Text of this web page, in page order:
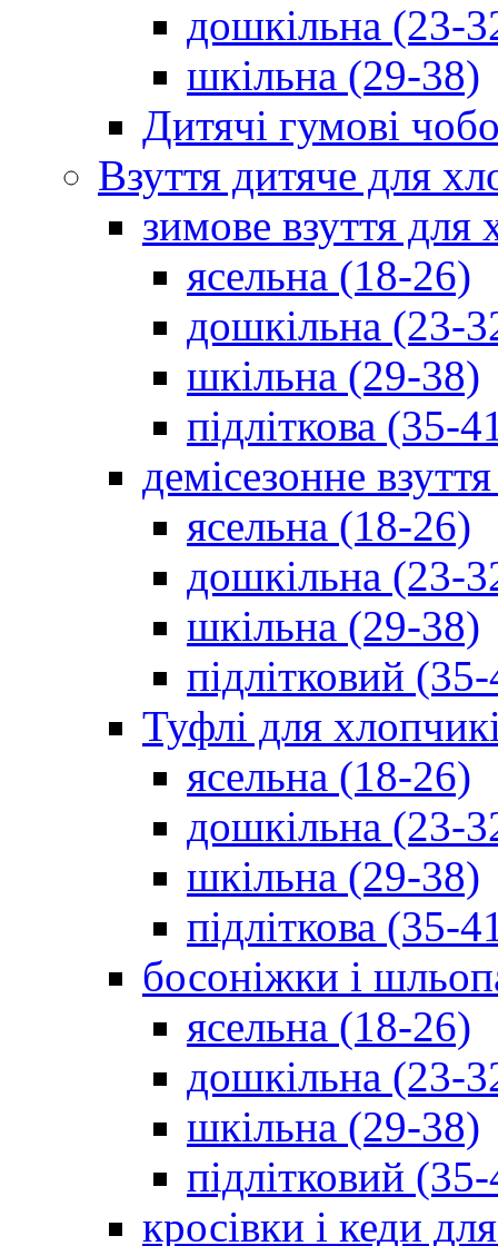
дошкільна (23-
шкільна (29-38)
Дитячі гумові
Взуття дитяче для
зимове взуття для
ясельна (18-26)
дошкільна (23-
шкільна (29-38)
підліткова (35-
демісезонне
ясельна (18-26)
дошкільна (23-
шкільна (29-38)
підлітковий
Туфлі для
ясельна (18-26)
дошкільна (23-
шкільна (29-38)
підліткова (35-
босоніжки і
ясельна (18-26)
дошкільна (23-
шкільна (29-38)
підлітковий
кросівки і кеди